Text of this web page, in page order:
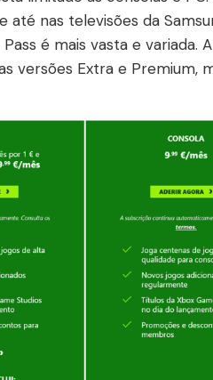
até nas televisões da
é mais vasta e variada.
versões Extra e Premium,